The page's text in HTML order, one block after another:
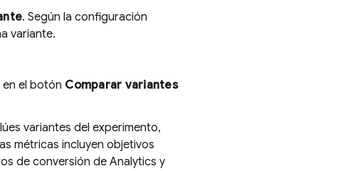
. Según la configuración
variante.
en el botón Comparar variantes
variantes del experimento,
métricas incluyen objetivos
de conversión de Analytics y